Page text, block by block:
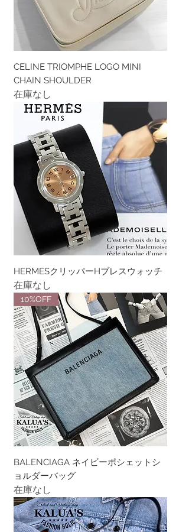
CELINE TRIOMPHE LOGO MINI
CHAIN SHOULDER
在庫なし
HERMESクリッパーHブレスウォッチ
在庫なし
10%OFF
BALENCIAGA ネイビーポシェットシ
ョルダーバッグ
在庫なし